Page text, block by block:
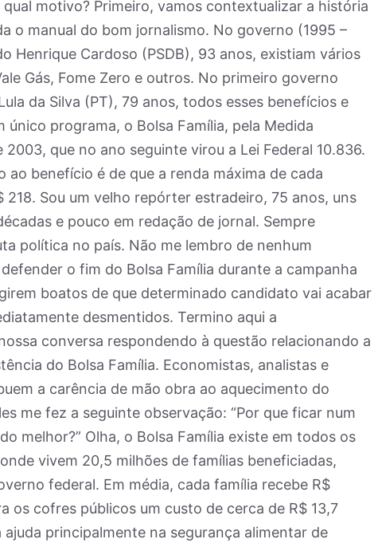
motivo? Primeiro, vamos contextualizar a história
o manual do bom jornalismo. No governo (1995 –
Henrique Cardoso (PSDB), 93 anos, existiam vários
Gás, Fome Zero e outros. No primeiro governo
da Silva (PT), 79 anos, todos esses benefícios e
programa, o Bolsa Família, pela Medida
que no ano seguinte virou a Lei Federal 10.836.
ao benefício é de que a renda máxima de cada
218. Sou um velho repórter estradeiro, 75 anos, uns
e pouco em redação de jornal. Sempre
política no país. Não me lembro de nenhum
o fim do Bolsa Família durante a campanha
boatos de que determinado candidato vai acabar
desmentidos. Termino aqui a
conversa respondendo à questão relacionando a
do Bolsa Família. Economistas, analistas e
a carência de mão obra ao aquecimento do
me fez a seguinte observação: “Por que ficar num
melhor?” Olha, o Bolsa Família existe em todos os
vivem 20,5 milhões de famílias beneficiadas,
federal. Em média, cada família recebe R$
os cofres públicos um custo de cerca de R$ 13,7
principalmente na segurança alimentar de